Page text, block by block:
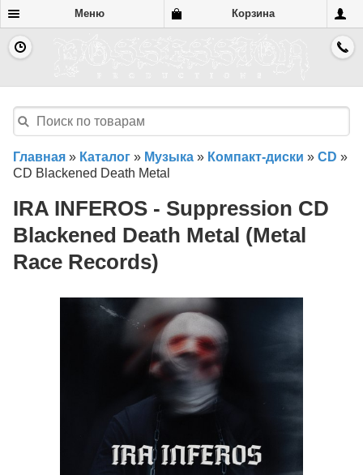
Меню Корзина
Главная » Каталог » Музыка » Компакт-диски » CD »
CD Blackened Death Metal
IRA INFEROS - Suppression CD
Blackened Death Metal (Metal
Race Records)